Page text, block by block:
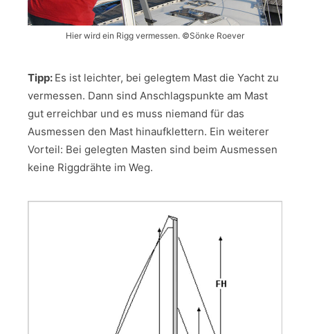
Hier wird ein Rigg vermessen. ©Sönke Roever
Tipp: Es ist leichter, bei gelegtem Mast die Yacht zu
vermessen. Dann sind Anschlagspunkte am Mast
gut erreichbar und es muss niemand für das
Ausmessen den Mast hinaufklettern. Ein weiterer
Vorteil: Bei gelegten Masten sind beim Ausmessen
keine Riggdrähte im Weg.